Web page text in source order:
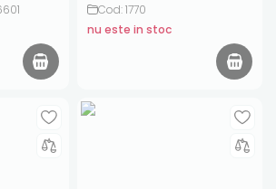
Cod: 1770
nu este in stoc